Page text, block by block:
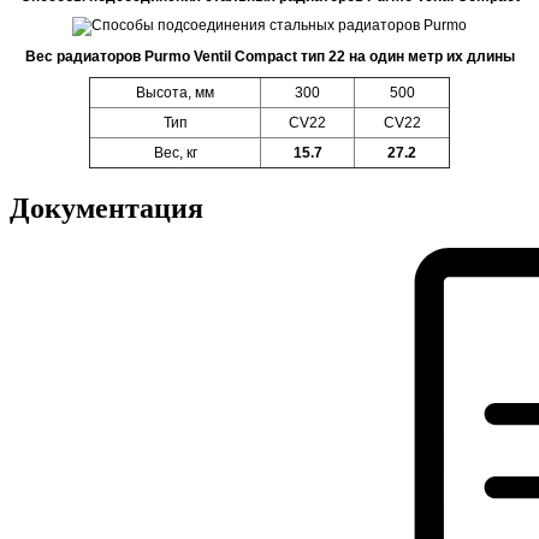
Вес радиаторов Purmo Ventil Compact тип 22 на один метр их длины
Высота, мм 300
500
Тип
CV22
CV22
Вес, кг
15.7 27.2
Документация